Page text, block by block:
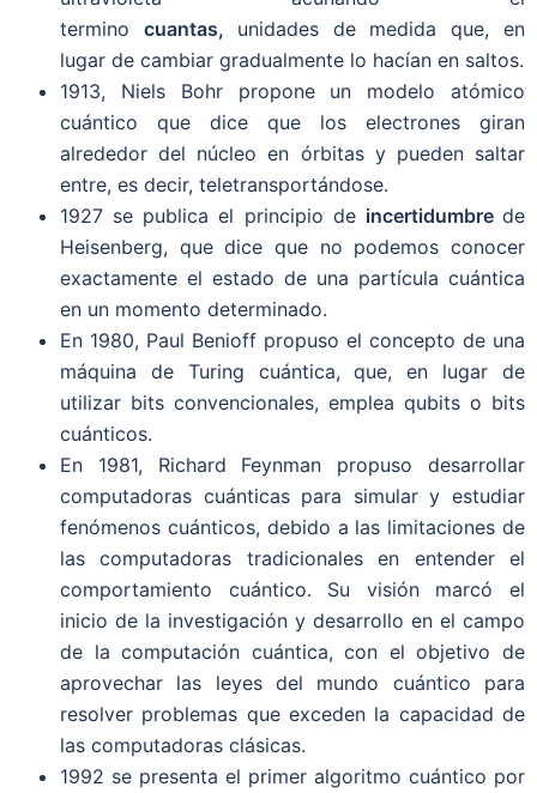
termino cuantas, unidades de medida que, en
lugar de cambiar gradualmente lo hacían en saltos.
1913, Niels Bohr propone un modelo atómico
cuántico que dice que los electrones giran
alrededor del núcleo en órbitas y pueden saltar
entre, es decir, teletransportándose.
1927 se publica el principio de incertidumbrede
Heisenberg, que dice que no podemos conocer
exactamente el estado de una partícula cuántica
en un momento determinado.
En 1980, Paul Benioff propuso el concepto de una
máquina de Turing cuántica, que, en lugar de
utilizar bits convencionales, emplea qubits o bits
cuánticos.
En 1981, Richard Feynman propuso desarrollar
computadoras cuánticas para simular y estudiar
fenómenos cuánticos, debido a las limitaciones de
las computadoras tradicionales en entender el
comportamiento cuántico. Su visión marcó el
inicio de la investigación y desarrollo en el campo
de la computación cuántica, con el objetivo de
aprovechar las leyes del mundo cuántico para
resolver problemas que exceden la capacidad de
las computadoras clásicas.
1992 se presenta el primer algoritmo cuántico por